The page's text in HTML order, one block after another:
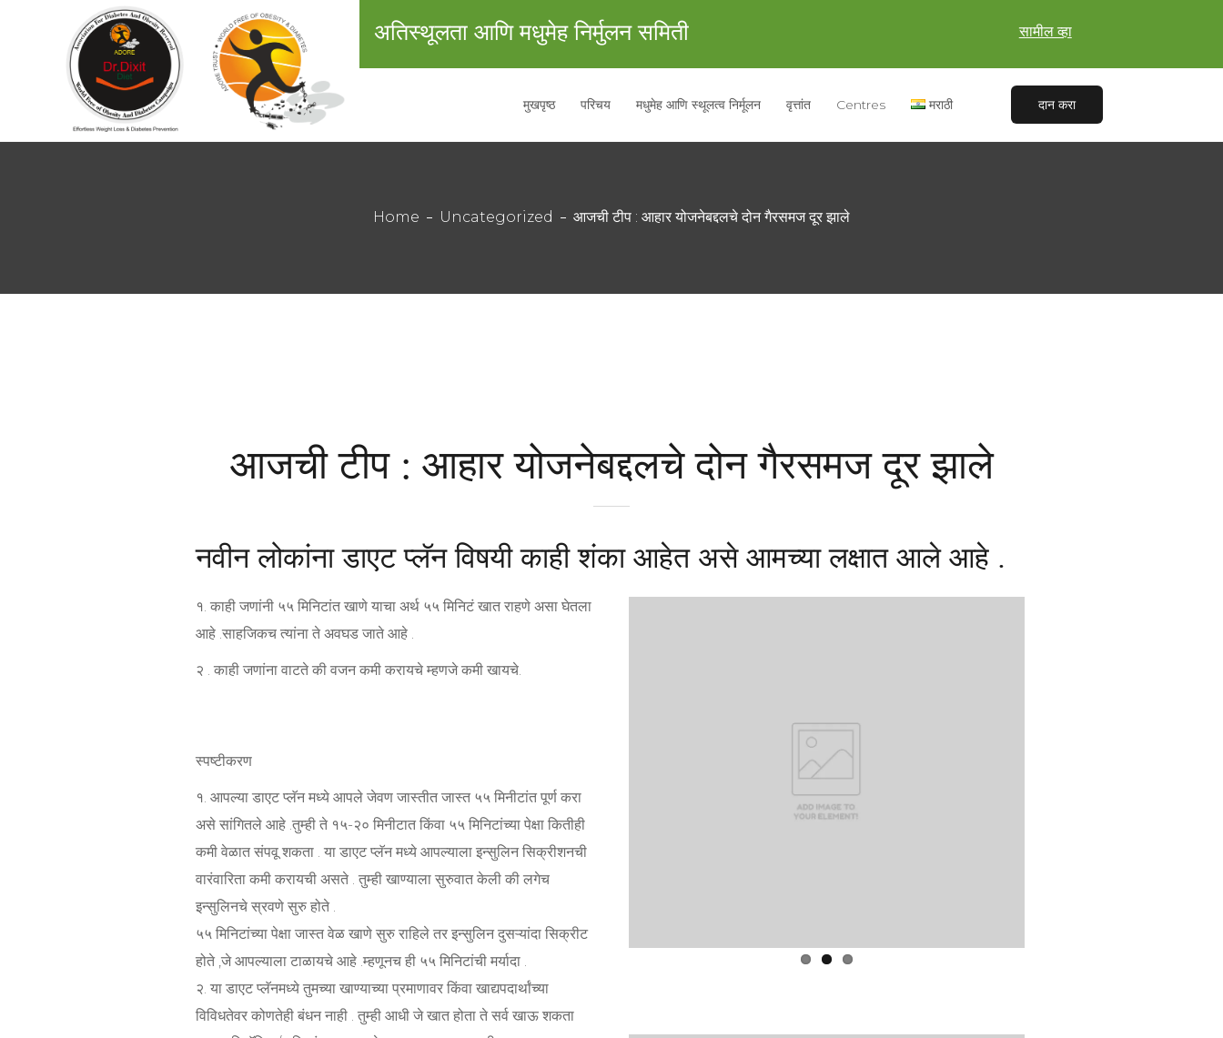
अतिस्थूलता आणि मधुमेह निर्मुलन समिती सामील व्हा
मुखपृष्ठ परिचय मधुमेह आणि स्थूलत्व निर्मूलन वृत्तांत Centres मराठी दान करा
Home Uncategorized आजची टीप : आहार योजनेबद्दलचे दोन गैरसमज दूर झाले
आजची टीप : आहार योजनेबद्दलचे दोन गैरसमज दूर झाले
नवीन लोकांना डाएट प्लॅन विषयी काही शंका आहेत असे आमच्या लक्षात आले आहे .
१. काही जणांनी ५५ मिनिटांत खाणे याचा अर्थ ५५ मिनिटं खात राहणे असा घेतला
आहे .साहजिकच त्यांना ते अवघड जाते आहे .
२ . काही जणांना वाटते की वजन कमी करायचे म्हणजे कमी खायचे.
स्पष्टीकरण
१. आपल्या डाएट प्लॅन मध्ये आपले जेवण जास्तीत जास्त ५५ मिनीटांत पूर्ण करा
असे सांगितले आहे .तुम्ही ते १५-२० मिनीटात किंवा ५५ मिनिटांच्या पेक्षा कितीही
कमी वेळात संपवू शकता . या डाएट प्लॅन मध्ये आपल्याला इन्सुलिन सिक्रीशनची
वारंवारिता कमी करायची असते . तुम्ही खाण्याला सुरुवात केली की लगेच
इन्सुलिनचे स्रवणे सुरु होते .
५५ मिनिटांच्या पेक्षा जास्त वेळ खाणे सुरु राहिले तर इन्सुलिन दुसऱ्यांदा सिक्रीट
होते ,जे आपल्याला टाळायचे आहे .म्हणूनच ही ५५ मिनिटांची मर्यादा .
२. या डाएट प्लॅनमध्ये तुमच्या खाण्याच्या प्रमाणावर किंवा खाद्यपदार्थांच्या
विविधतेवर कोणतेही बंधन नाही . तुम्ही आधी जे खात होता ते सर्व खाऊ शकता